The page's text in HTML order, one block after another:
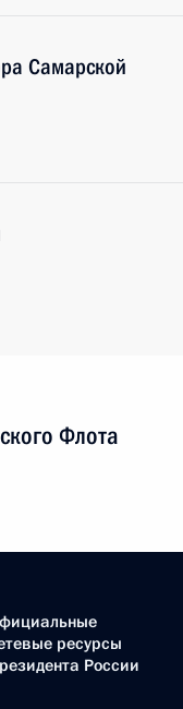
Самарской
Флота
ресурсы
России